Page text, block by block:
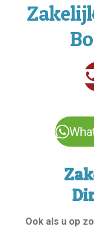
Ook als u op